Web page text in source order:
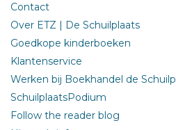
Contact
Over ETZ | De Schuilplaats
Goedkope kinderboeken
Klantenservice
Werken bij Boekhandel de
SchuilplaatsPodium
Follow the reader blog